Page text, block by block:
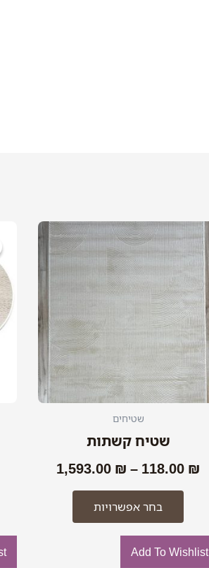
שטיחים
שטיח קשתות
118.00 ₪
–
1,593.00 ₪
טווח
מחירים:
בחר אפשרויות
למוצר
זה
יש
ניתן
לבחור
את
האפשרויות
בעמוד
Add To Wishlist